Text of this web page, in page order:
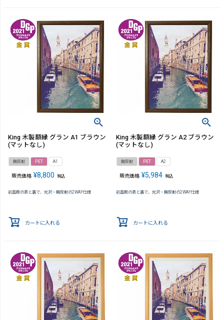
King 木製額縁 グラン A1 ブラウン
(マットなし)
無反射 PET A1
販売価格 ¥8,800 税込
前面板の表と裏で、光沢・無反射の2WAY仕様
カートに入れる
King 木製額縁 グラン A2 ブラウン
(マットなし)
無反射 PET A2
販売価格 ¥5,984 税込
前面板の表と裏で、光沢・無反射の2WAY仕様
カートに入れる